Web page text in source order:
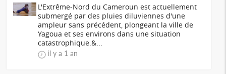
L'Extrême-Nord du Cameroun est actuellement
submergé par des pluies diluviennes d'une
ampleur sans précédent, plongeant la ville de
Yagoua et ses environs dans une situation
catastrophique.&...
il y a 1 an